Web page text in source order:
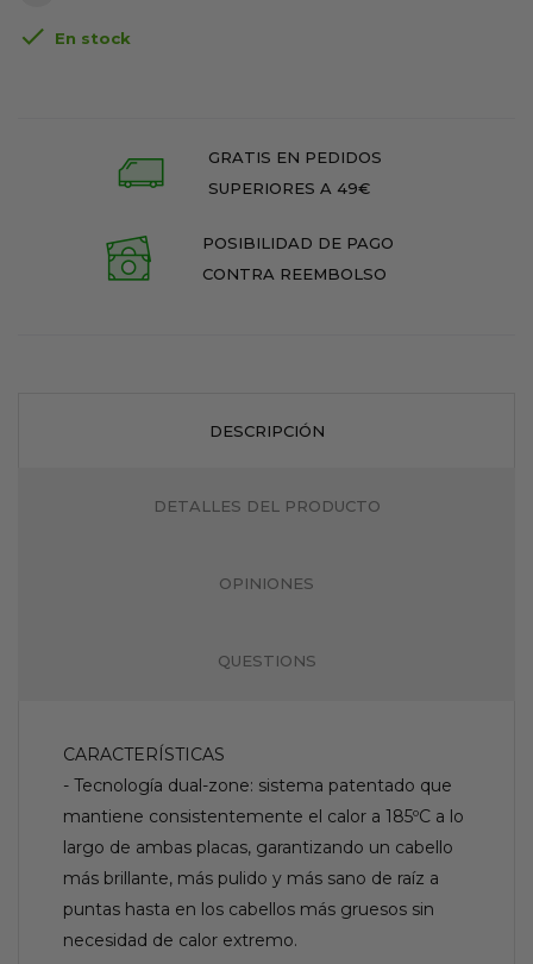
 En stock
GRATIS EN PEDIDOS
SUPERIORES A 49€
POSIBILIDAD DE PAGO
CONTRA REEMBOLSO
DESCRIPCIÓN
DETALLES DEL PRODUCTO
OPINIONES
QUESTIONS
CARACTERÍSTICAS
- Tecnología dual-zone: sistema patentado que
mantiene consistentemente el calor a 185ºC a lo
largo de ambas placas, garantizando un cabello
más brillante, más pulido y más sano de raíz a
puntas hasta en los cabellos más gruesos sin
necesidad de calor extremo.